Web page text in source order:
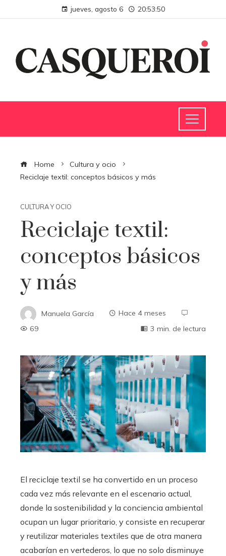
jueves, agosto 6 20:53:51
Home
Cultura y ocio
Reciclaje textil: conceptos básicos y más
CULTURA Y OCIO
Reciclaje textil:
conceptos básicos
y más
Manuela García
Hace 4 meses
69
3 min. de lectura
El reciclaje textil se ha convertido en un proceso
cada vez más relevante en el escenario actual,
donde la sostenibilidad y la conciencia ambiental
ocupan un lugar prioritario, y consiste en recuperar
y reutilizar materiales textiles que de otra manera
acabarían en vertederos, lo que no solo disminuye